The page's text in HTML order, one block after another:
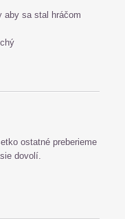
aby sa stal hráčom
ostatné preberieme
dovolí.